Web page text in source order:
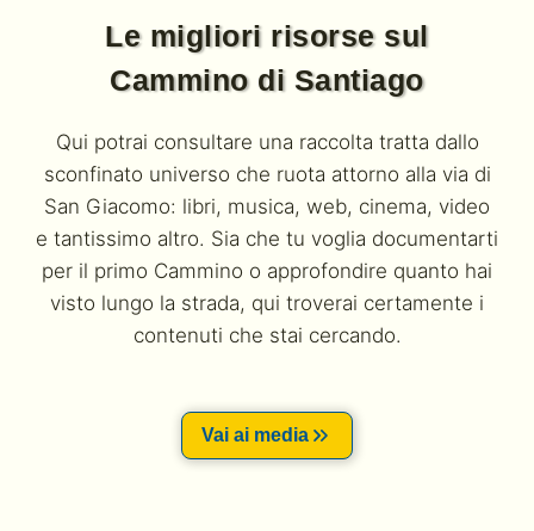
Le migliori risorse sul
Cammino di Santiago
Qui potrai consultare una raccolta tratta dallo
sconfinato universo che ruota attorno alla via di
San Giacomo: libri, musica, web, cinema, video
e tantissimo altro. Sia che tu voglia documentarti
per il primo Cammino o approfondire quanto hai
visto lungo la strada, qui troverai certamente i
contenuti che stai cercando.
Vai ai media